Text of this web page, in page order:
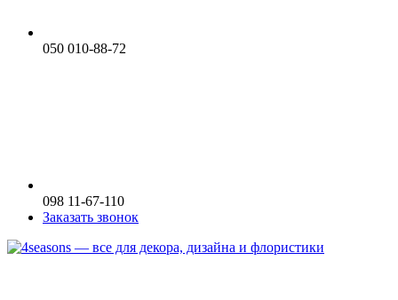
050 010-88-72
098 11-67-110
Заказать звонок